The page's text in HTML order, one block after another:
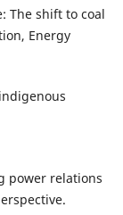
The shift to coal
Energy
power relations